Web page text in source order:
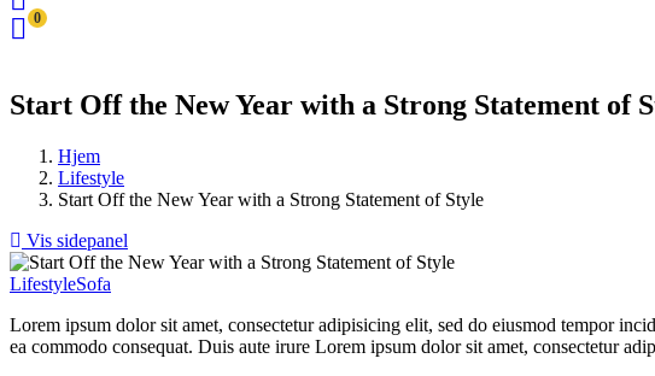
0
Start Off the New Year with a Strong Statement of
Hjem
Lifestyle
Start Off the New Year with a Strong Statement of Style
Vis sidepanel
LifestyleSofa
Lorem ipsum dolor sit amet, consectetur adipisicing elit, sed do eiusmod tempor
ea commodo consequat. Duis aute irure Lorem ipsum dolor sit amet, consectetur